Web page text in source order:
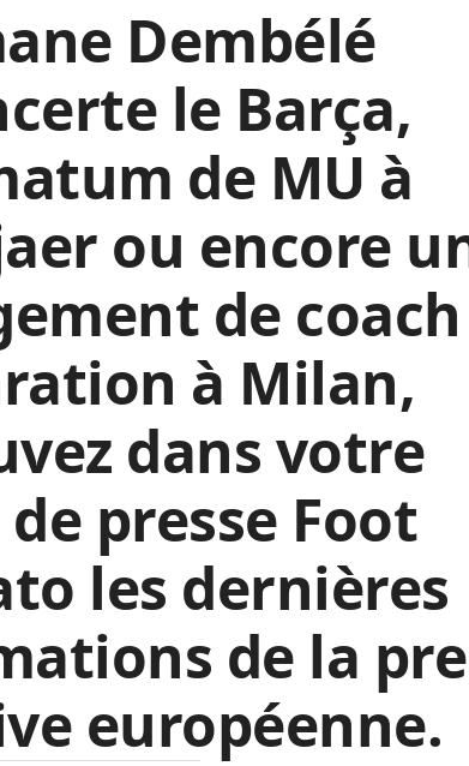
Dembélé
le Barça,
de MU à
ou encore
de
à Milan,
dans votre
presse Foot
les dernières
de la
européenne.